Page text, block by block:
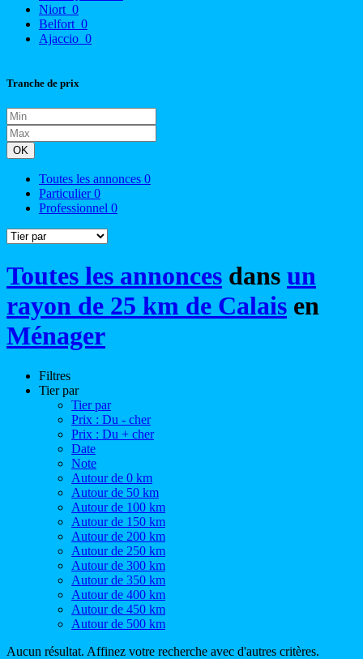
Niort 0
Belfort 0
Ajaccio 0
Tranche de prix
OK
Toutes les annonces 0
Particulier0
Professionnel 0
Toutes les annonces dans un
rayon de 25 km de Calais en
Ménager
Filtres
Tier par
Tier par
Prix : Du - cher
Prix : Du + cher
Date
Note
Autour de 0 km
Autour de 50 km
Autour de 100 km
Autour de 150 km
Autour de 200 km
Autour de 250 km
Autour de 300 km
Autour de 350 km
Autour de 400 km
Autour de 450 km
Autour de 500 km
Aucun résultat. Affinez votre recherche avec d'autres critères.